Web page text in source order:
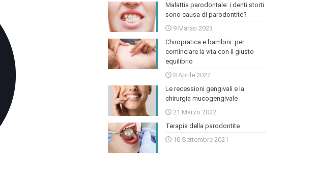
Malattia parodontale: i denti storti
sono causa di parodontite?
9 Marzo 2023
Chiropratica e bambini: per
cominciare la vita con il giusto
equilibrio
8 Aprile 2022
Le recessioni gengivali e la
chirurgia mucogengivale
21 Marzo 2022
Terapia della parodontite
10 Settembre 2021